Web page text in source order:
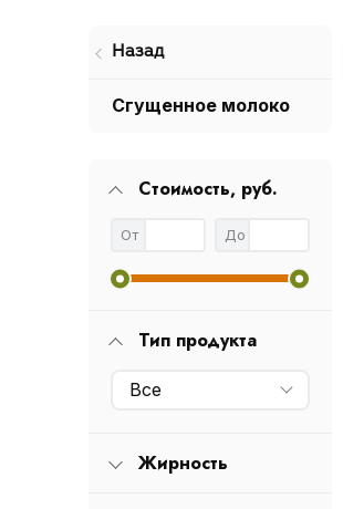
Назад
Сгущенное молоко
Стоимость, руб.
От До
Тип продукта
Все
Жирность